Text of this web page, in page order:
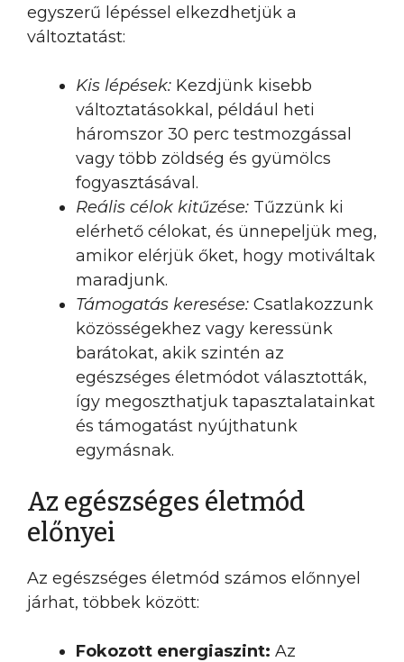
egyszerű lépéssel elkezdhetjük a
változtatást:
Kis lépések: Kezdjünk kisebb
változtatásokkal, például heti
háromszor 30 perc testmozgással
vagy több zöldség és gyümölcs
fogyasztásával.
Reális célok kitűzése: Tűzzünk ki
elérhető célokat, és ünnepeljük meg,
amikor elérjük őket, hogy motiváltak
maradjunk.
Támogatás keresése: Csatlakozzunk
közösségekhez vagy keressünk
barátokat, akik szintén az
egészséges életmódot választották,
így megoszthatjuk tapasztalatainkat
és támogatást nyújthatunk
egymásnak.
Az egészséges életmód
előnyei
Az egészséges életmód számos előnnyel
járhat, többek között:
Fokozott energiaszint: Az